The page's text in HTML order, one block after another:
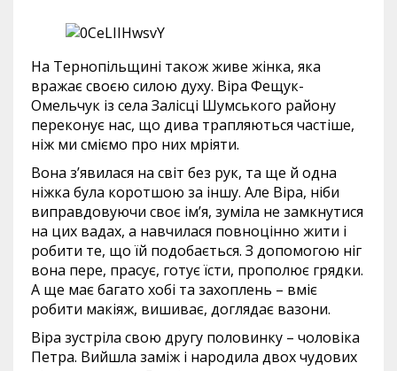
На Тернопільщині також живе жінка, яка
вражає своєю силою духу. Віра Фещук-
Омельчук із села Залісці Шумського району
переконує нас, що дива трапляються частіше,
ніж ми сміємо про них мріяти.
Вона з’явилася на світ без рук, та ще й одна
ніжка була коротшою за іншу. Але Віра, ніби
виправдовуючи своє ім’я, зуміла не замкнутися
на цих вадах, а навчилася повноцінно жити і
робити те, що їй подобається. З допомогою ніг
вона пере, прасує, готує їсти, прополює грядки.
А ще має багато хобі та захоплень – вміє
робити макіяж, вишиває, доглядає вазони.
Віра зустріла свою другу половинку – чоловіка
Петра. Вийшла заміж і народила двох чудових